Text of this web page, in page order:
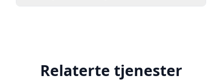
Relaterte tjenester